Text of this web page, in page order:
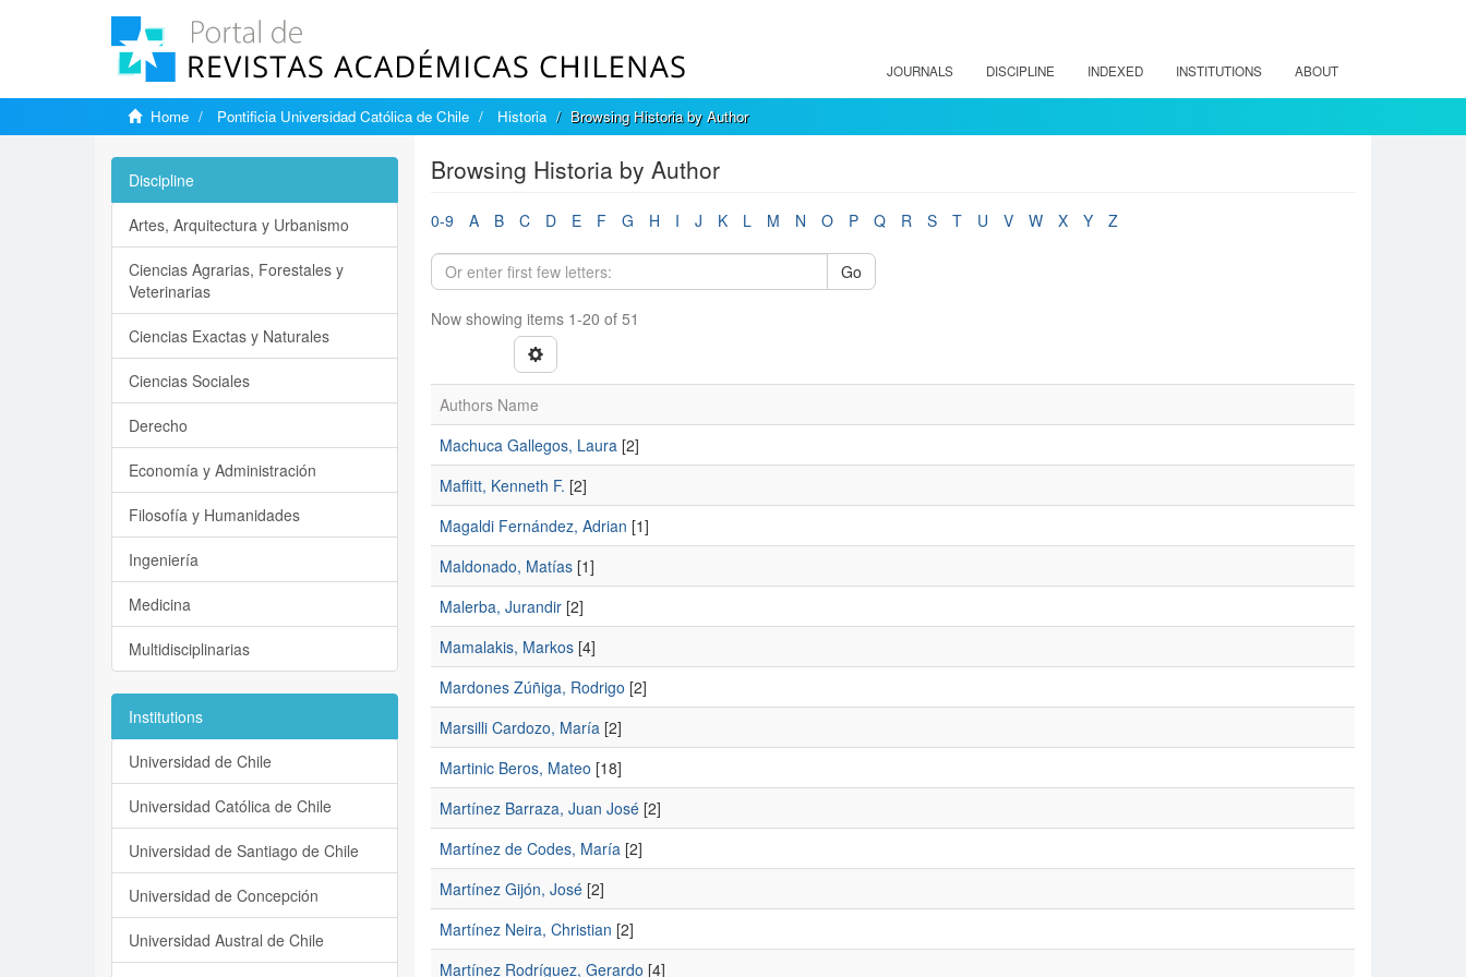
JOURNALS DISCIPLINE INDEXED INSTITUTIONS ABOUT
Home Pontificia Universidad Católica de Chile Historia Browsing Historia by Author
Browsing Historia by Author
0-9 A B C D E F G H I J K L M N O P Q R S T U V W X Y Z
Go
Now showing items 1-20 of 51
Authors Name
Machuca Gallegos, Laura[2]
Maffitt, Kenneth F. [2]
Magaldi Fernández, Adrian [1]
Maldonado, Matías[1]
Malerba, Jurandir[2]
Mamalakis, Markos[4]
Mardones Zúñiga, Rodrigo [2]
Marsilli Cardozo, María[2]
Martinic Beros, Mateo [18]
Martínez Barraza, Juan José[2]
Martínez de Codes, María[2]
Martínez Gijón, José[2]
Martínez Neira, Christian [2]
Martínez Rodríguez, Gerardo [4]
Discipline
Artes, Arquitectura y Urbanismo
Ciencias Agrarias, Forestales y
Veterinarias
Ciencias Exactas y Naturales
Ciencias Sociales
Derecho
Economía y Administración
Filosofía y Humanidades
Ingeniería
Medicina
Multidisciplinarias
Institutions
Universidad de Chile
Universidad Católica de Chile
Universidad de Santiago de Chile
Universidad de Concepción
Universidad Austral de Chile